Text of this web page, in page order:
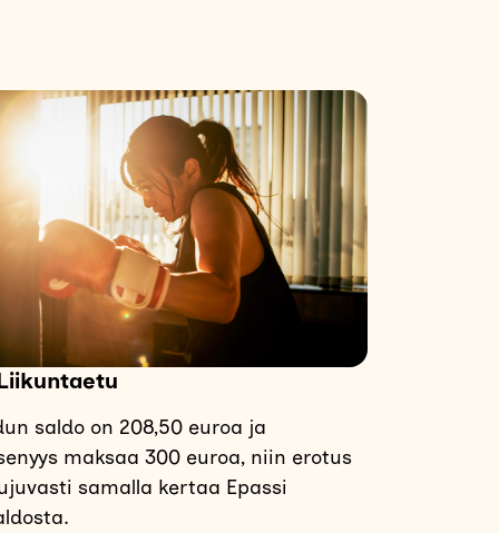
saldo on 208,50 euroa ja
maksaa 300 euroa, niin erotus
samalla kertaa Epassi